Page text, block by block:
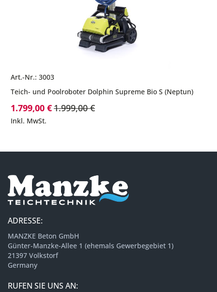
Art.-Nr.: 3003
Teich- und Poolroboter Dolphin Supreme Bio S (Neptun)
Sonderpreis
1.799,00 €1.999,00 €
Inkl. MwSt.
ADRESSE:
MANZKE Beton GmbH
Günter-Manzke-Allee 1 (ehemals Gewerbegebiet 1)
21397 Volkstorf
Germany
RUFEN SIE UNS AN: